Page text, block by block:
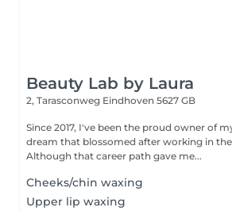
Beauty Lab by Laura
2, Tarasconweg Eindhoven 5627 GB
Since 2017, I've been the proud owner of
dream that blossomed after working in
Although that career path gave me...
Cheeks/chin waxing
Upper lip waxing